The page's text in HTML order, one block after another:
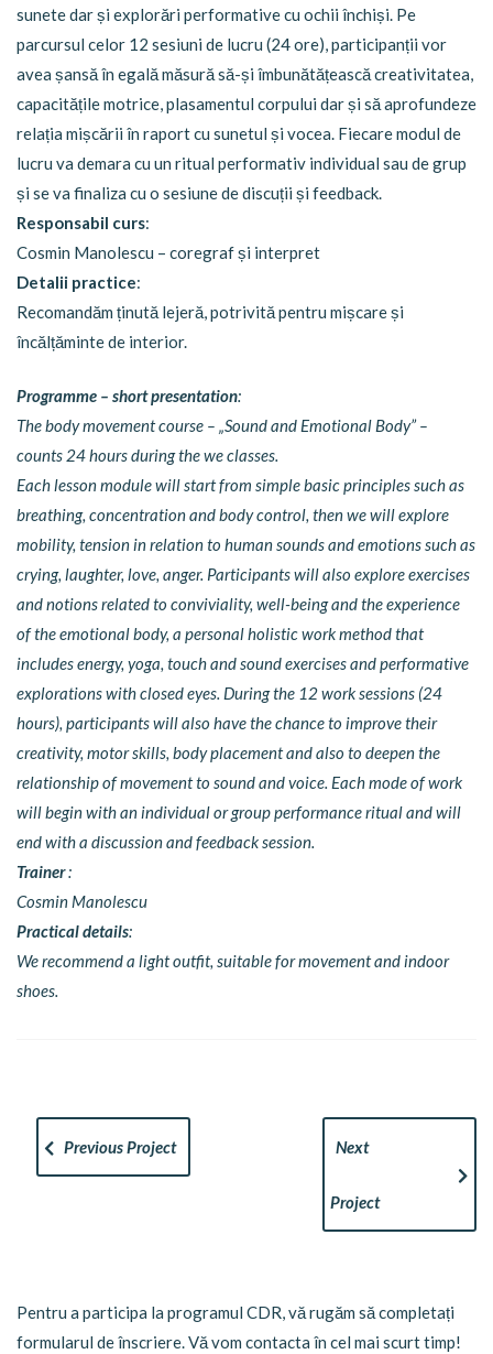
sunete dar și explorări performative cu ochii închiși. Pe
parcursul celor 12 sesiuni de lucru (24 ore), participanții vor
avea șansă în egală măsură să-și îmbunătățească creativitatea,
capacitățile motrice, plasamentul corpului dar și să aprofundeze
relația mișcării în raport cu sunetul și vocea. Fiecare modul de
lucru va demara cu un ritual performativ individual sau de grup
și se va finaliza cu o sesiune de discuții și feedback.
Responsabil curs:
Cosmin Manolescu – coregraf și interpret
Detalii practice:
Recomandăm ținută lejeră, potrivită pentru mișcare și
încălțăminte de interior.
Programme – short presentation:
The body movement course – „Sound and Emotional Body” –
counts 24 hours during the we classes.
Each lesson module will start from simple basic principles such as
breathing, concentration and body control, then we will explore
mobility, tension in relation to human sounds and emotions such as
crying, laughter, love, anger. Participants will also explore exercises
and notions related to conviviality, well-being and the experience
of the emotional body, a personal holistic work method that
includes energy, yoga, touch and sound exercises and performative
explorations with closed eyes. During the 12 work sessions (24
hours), participants will also have the chance to improve their
creativity, motor skills, body placement and also to deepen the
relationship of movement to sound and voice. Each mode of work
will begin with an individual or group performance ritual and will
end with a discussion and feedback session.
Trainer:
Cosmin Manolescu
Practical details:
We recommend a light outfit, suitable for movement and indoor
shoes.
Previous Project Next
Project
Pentru a participa la programul CDR, vă rugăm să completați
formularul de înscriere. Vă vom contacta în cel mai scurt timp!